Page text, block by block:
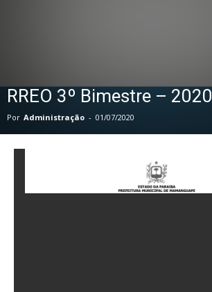
RREO 3º Bimestre – 2020
Por Administração - 01/07/2020